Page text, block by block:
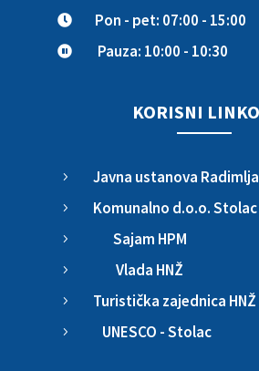
 Pon - pet: 07:00 - 15:00
 Pauza: 10:00 - 10:30
KORISNI
5 Javna ustanova Radimlja
5 Komunalno d.o.o. Stolac
5 Sajam HPM
5 Vlada HNŽ
5 Turistička zajednica HNŽ
5 UNESCO - Stolac